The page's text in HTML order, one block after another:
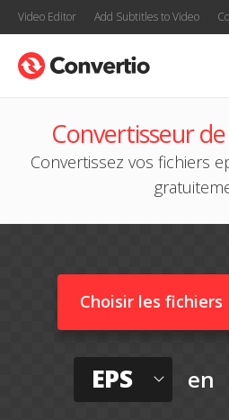
Video Editor Add Subtitles to Video
Convertisseur de
Convertissez vos fichiers
Choisir les fichiers
EPS en